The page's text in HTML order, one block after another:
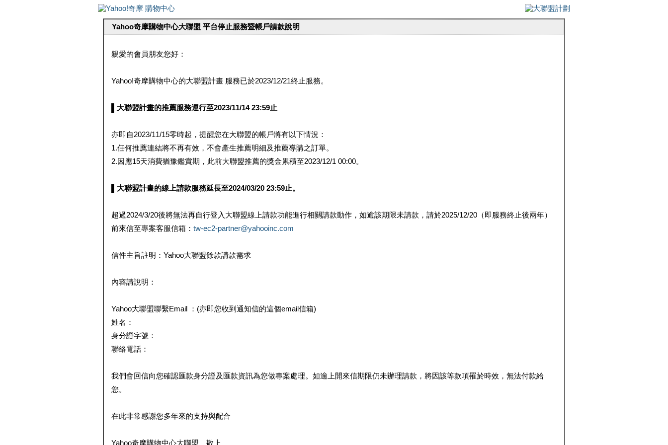
Yahoo奇摩購物中心大聯盟 平台停止服務暨帳戶請款說明
親愛的會員朋友您好：
Yahoo!奇摩購物中心的大聯盟計畫 服務已於2023/12/21終止服務。
▌大聯盟計畫的推薦服務運行至2023/11/14 23:59止
亦即自2023/11/15零時起，提醒您在大聯盟的帳戶將有以下情況：
1.任何推薦連結將不再有效，不會產生推薦明細及推薦導購之訂單。
2.因應15天消費猶豫鑑賞期，此前大聯盟推薦的獎金累積至2023/12/1 00:00。
▌大聯盟計畫的線上請款服務延長至2024/03/20 23:59止。
超過2024/3/20後將無法再自行登入大聯盟線上請款功能進行相關請款動作，如逾該期限未請款，請於2025/12/20（即服務終止後兩年）
前來信至專案客服信箱： tw-ec2-partner@yahooinc.com
信件主旨註明：Yahoo大聯盟餘款請款需求
內容請說明：
Yahoo大聯盟聯繫Email ：(亦即您收到通知信的這個email信箱)
姓名：
身分證字號：
聯絡電話：
我們會回信向您確認匯款身分證及匯款資訊為您做專案處理。如逾上開來信期限仍未辦理請款，將因該等款項罹於時效，無法付款給
您。
在此非常感謝您多年來的支持與配合
Yahoo奇摩購物中心大聯盟 敬上